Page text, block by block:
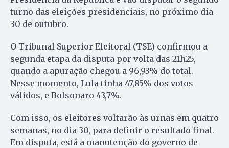
turno das eleições presidenciais, no próximo dia
30 de outubro.
O Tribunal Superior Eleitoral (TSE) confirmou a
segunda etapa da disputa por volta das 21h25,
quando a apuração chegou a 96,93% do total.
Nesse momento, Lula tinha 47,85% dos votos
válidos, e Bolsonaro 43,7%.
Com isso, os eleitores voltarão às urnas em quatro
semanas, no dia 30, para definir o resultado final.
Em disputa, está a manutenção do governo de